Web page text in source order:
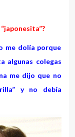
me dolía porque
algunas colegas
me dijo que no
y no debía